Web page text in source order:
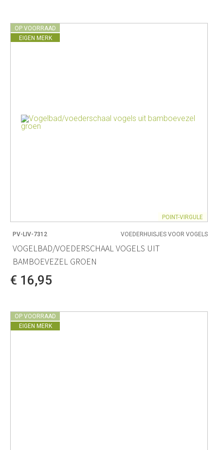
OP VOORRAAD
EIGEN MERK
POINT-VIRGULE
PV-LIV-7312 VOEDERHUISJES VOOR VOGELS
VOGELBAD/VOEDERSCHAAL VOGELS UIT
BAMBOEVEZEL GROEN
€ 16,95
OP VOORRAAD
EIGEN MERK